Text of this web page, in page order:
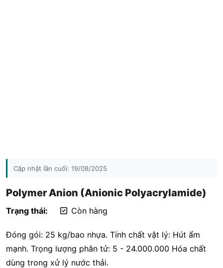
Cập nhật lần cuối: 19/08/2025
Polymer Anion (Anionic Polyacrylamide)
Trạng thái: Còn hàng
Đóng gói: 25 kg/bao nhựa. Tính chất vật lý: Hút ẩm
mạnh. Trọng lượng phân tử: 5 - 24.000.000 Hóa chất
dùng trong xử lý nước thải.